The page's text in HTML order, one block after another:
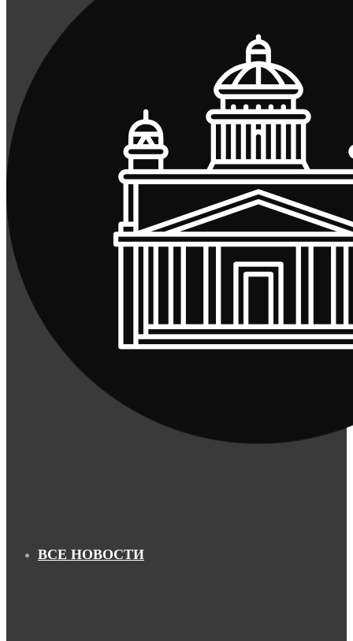
ВСЕ НОВОСТИ